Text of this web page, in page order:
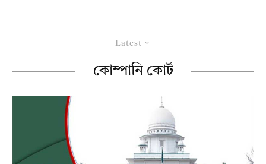
Latest
কোম্পানি কোর্ট